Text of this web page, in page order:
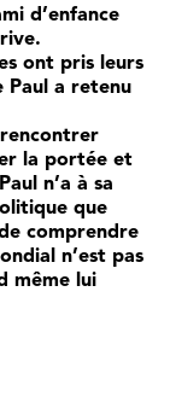
d’enfance
ont pris leurs
Paul a retenu
la portée et
n’a à sa
que
comprendre
n’est pas
même lui